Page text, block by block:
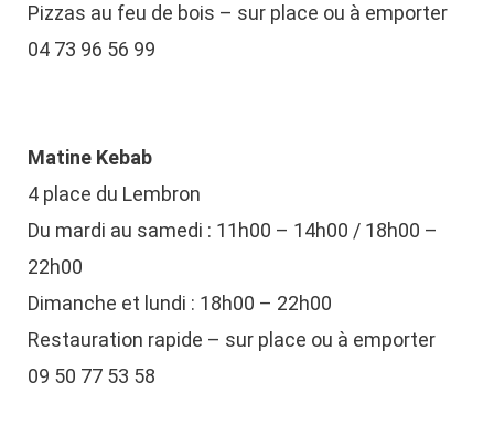
Pizzas au feu de bois – sur place ou à emporter
04 73 96 56 99
Matine Kebab
4 place du Lembron
Du mardi au samedi : 11h00 – 14h00 / 18h00 –
22h00
Dimanche et lundi : 18h00 – 22h00
Restauration rapide – sur place ou à emporter
09 50 77 53 58